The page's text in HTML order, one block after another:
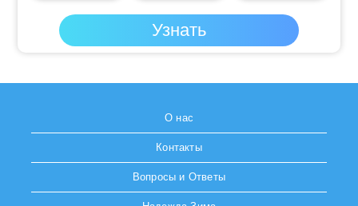
О нас
Контакты
Вопросы и Ответы